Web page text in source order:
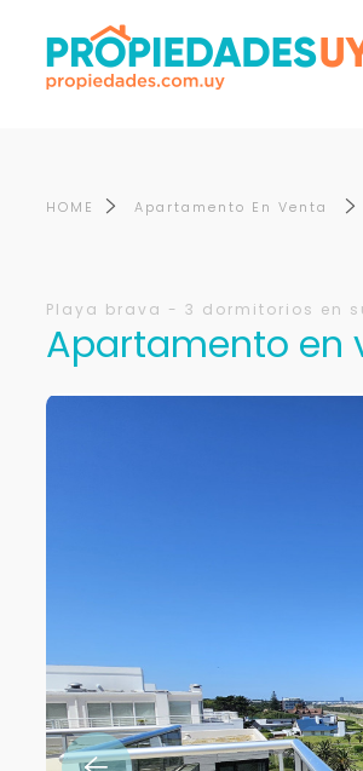
HOME Apartamento En Venta
Playa brava - 3 dormitorios en
Apartamento en